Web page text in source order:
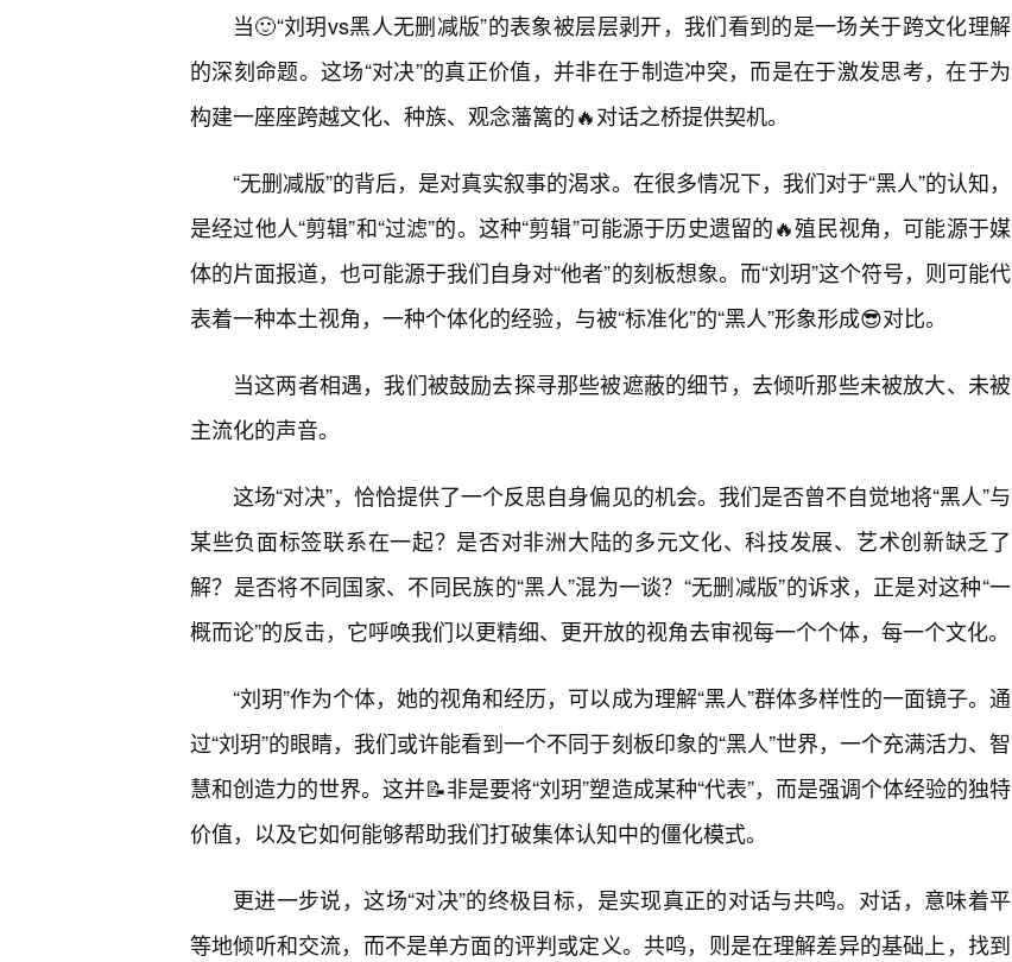
当🙂“刘玥vs黑人无删减版”的表象被层层剥开，我们看到的是一场关于跨文化理解
的深刻命题。这场“对决”的真正价值，并非在于制造冲突，而是在于激发思考，在于为
构建一座座跨越文化、种族、观念藩篱的🔥对话之桥提供契机。
“无删减版”的背后，是对真实叙事的渴求。在很多情况下，我们对于“黑人”的认知，
是经过他人“剪辑”和“过滤”的。这种“剪辑”可能源于历史遗留的🔥殖民视角，可能源于媒
体的片面报道，也可能源于我们自身对“他者”的刻板想象。而“刘玥”这个符号，则可能代
表着一种本土视角，一种个体化的经验，与被“标准化”的“黑人”形象形成😎对比。
当这两者相遇，我们被鼓励去探寻那些被遮蔽的细节，去倾听那些未被放大、未被
主流化的声音。
这场“对决”，恰恰提供了一个反思自身偏见的机会。我们是否曾不自觉地将“黑人”与
某些负面标签联系在一起？是否对非洲大陆的多元文化、科技发展、艺术创新缺乏了
解？是否将不同国家、不同民族的“黑人”混为一谈？“无删减版”的诉求，正是对这种“一
概而论”的反击，它呼唤我们以更精细、更开放的视角去审视每一个个体，每一个文化。
“刘玥”作为个体，她的视角和经历，可以成为理解“黑人”群体多样性的一面镜子。通
过“刘玥”的眼睛，我们或许能看到一个不同于刻板印象的“黑人”世界，一个充满活力、智
慧和创造力的世界。这并📝非是要将“刘玥”塑造成某种“代表”，而是强调个体经验的独特
价值，以及它如何能够帮助我们打破集体认知中的僵化模式。
更进一步说，这场“对决”的终极目标，是实现真正的对话与共鸣。对话，意味着平
等地倾听和交流，而不是单方面的评判或定义。共鸣，则是在理解差异的基础上，找到